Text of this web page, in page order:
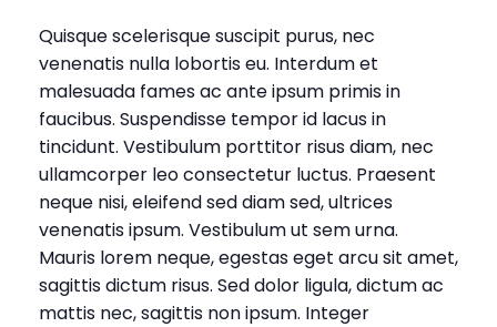
Quisque scelerisque suscipit purus, nec
venenatis nulla lobortis eu. Interdum et
malesuada fames ac ante ipsum primis in
faucibus. Suspendisse tempor id lacus in
tincidunt. Vestibulum porttitor risus diam, nec
ullamcorper leo consectetur luctus. Praesent
neque nisi, eleifend sed diam sed, ultrices
venenatis ipsum. Vestibulum ut sem urna.
Mauris lorem neque, egestas eget arcu sit amet,
sagittis dictum risus. Sed dolor ligula, dictum ac
mattis nec, sagittis non ipsum. Integer